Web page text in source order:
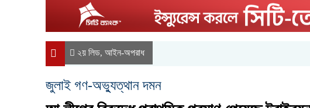
২য় লিড, আইন-অপরাধ
জুলাই গণ-অভ্যুত্থান দমন